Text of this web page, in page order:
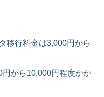
移行料金は3,000円から
から10,000円程度かか